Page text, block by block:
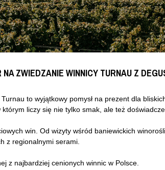
NA ZWIEDZANIE WINNICY TURNAU Z
to wyjątkowy pomysł na prezent dla
liczy się nie tylko smak, ale też
win. Od wizyty wśród baniewickich
z regionalnymi serami.
z najbardziej cenionych winnic w Polsce.